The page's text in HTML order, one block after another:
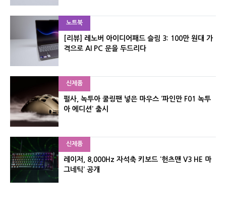
노트북
[리뷰] 레노버 아이디어패드 슬림 3: 100만 원대 가
격으로 AI PC 문을 두드리다
신제품
펄사, 녹투아 쿨링팬 넣은 마우스 ‘파인만 F01 녹투
아 에디션’ 출시
신제품
레이저, 8,000Hz 자석축 키보드 ‘헌츠맨 V3 HE 마
그네틱’ 공개